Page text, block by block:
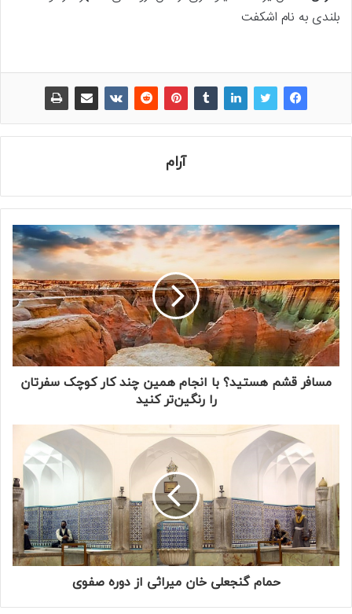
بلندی به نام اشکفت
آرام
مسافر قشم هستید؟ با انجام همین چند کار کوچک سفرتان
را رنگین‌تر کنید
حمام گنجعلی خان میراثی از دوره صفوی